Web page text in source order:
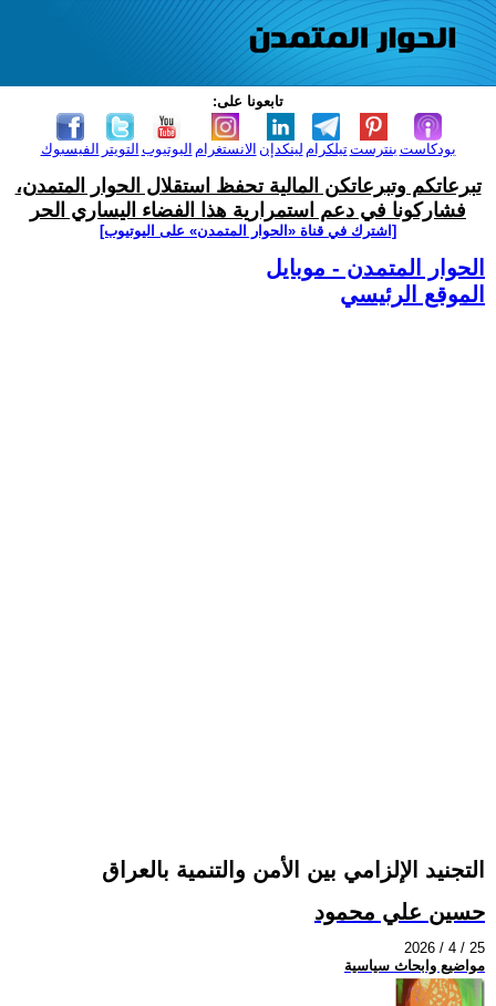
تابعونا على:
الفيسبوك التويتر اليوتيوب الانستغرام لينكدإن تيلكرامبنترست بودكاست
تبرعاتكم وتبرعاتكن المالية تحفظ استقلال الحوار المتمدن،
فشاركونا في دعم استمرارية هذا الفضاء اليساري الحر
[اشترك في قناة ‫«الحوار المتمدن» على اليوتيوب]
الحوار المتمدن - موبايل
الموقع الرئيسي
التجنيد الإلزامي بين الأمن والتنمية بالعراق
حسين علي محمود
2026 / 4 / 25
مواضيع وابحاث سياسية